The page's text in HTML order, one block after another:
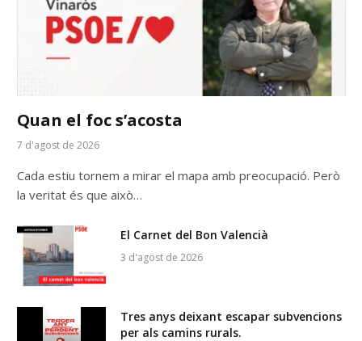
Quan el foc s’acosta
7 d'agost de 2026
Cada estiu tornem a mirar el mapa amb preocupació. Però
la veritat és que això…
El Carnet del Bon Valencià
3 d'agost de 2026
Tres anys deixant escapar subvencions
per als camins rurals.